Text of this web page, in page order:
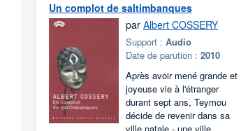
Un complot de saltimbanques
parAlbert COSSERY
Support :Audio
Date de parution :2010
Après avoir mené grande et
joyeuse vie à l'étranger
durant sept ans, Teymou
décide de revenir dans sa